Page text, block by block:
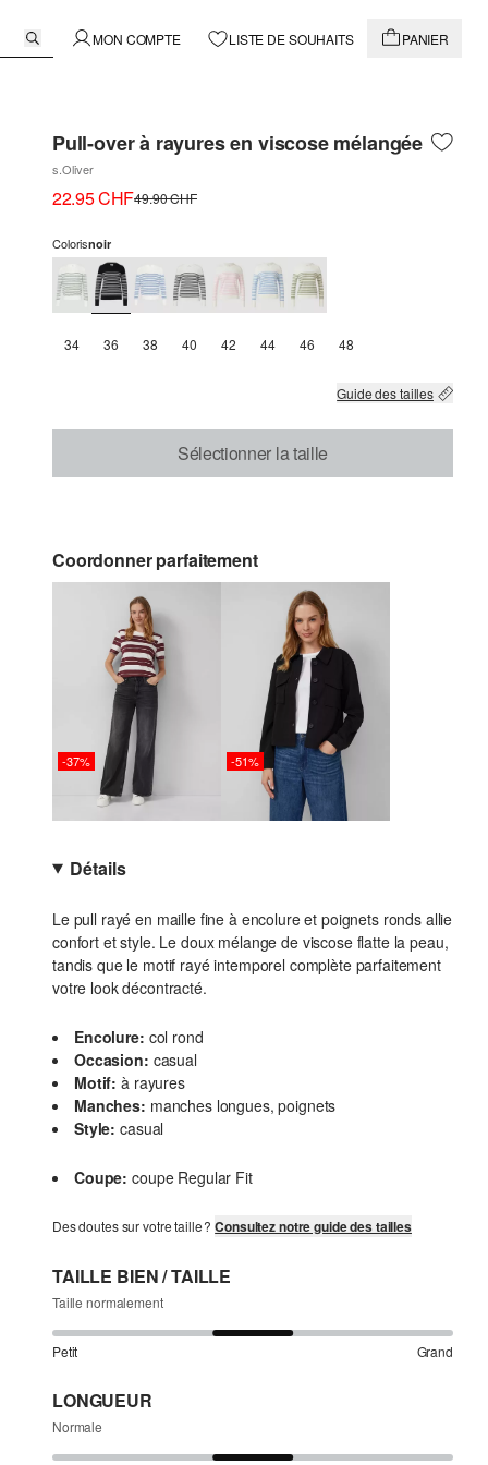
MON COMPTE LISTE DE SOUHAITS PANIER
Pull-over à rayures en viscose mélangée
s.Oliver
22.95 CHF49.90 CHF
Colorisnoir
34 36 38 40 42 44 46 48
Guide des tailles
Sélectionner la taille
Coordonner parfaitement
-37% -51%
Détails
Le pull rayé en maille fine à encolure et poignets ronds allie
confort et style. Le doux mélange de viscose flatte la peau,
tandis que le motif rayé intemporel complète parfaitement
votre look décontracté.
Encolure: col rond
Occasion: casual
Motif: à rayures
Manches: manches longues, poignets
Style: casual
Coupe: coupe Regular Fit
Des doutes sur votre taille ?Consultez notre guide des tailles
TAILLE BIEN / TAILLE
Taille normalement
Petit Grand
LONGUEUR
Normale